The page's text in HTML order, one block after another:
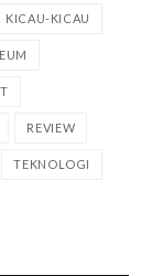
KICAU-KICAU
REVIEW
TEKNOLOGI